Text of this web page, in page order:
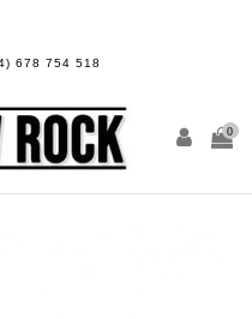
678 754 518
0